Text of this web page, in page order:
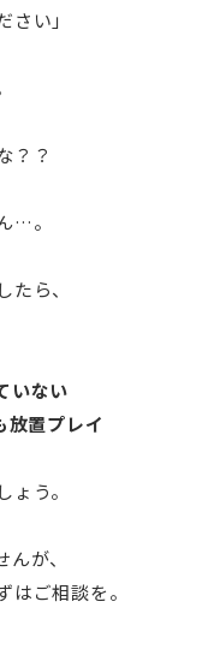
さい」
？？
…。
ら、
いない
放置プレイ
う。
が、
ご相談を。